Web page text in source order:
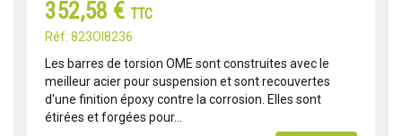
352,58 € TTC
Réf: 823OI8236
Les barres de torsion OME sont construites avec le
meilleur acier pour suspension et sont recouvertes
d'une finition époxy contre la corrosion. Elles sont
étirées et forgées pour...